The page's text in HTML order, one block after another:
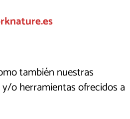
también nuestras
y/o herramientas ofrecidos a